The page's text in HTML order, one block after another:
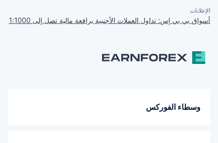
الإعلانات
أسواق بي بي إس: تداول العملات الأجنبية برافعة مالية تصل إلى 1:1000
وسطاء الفوركس